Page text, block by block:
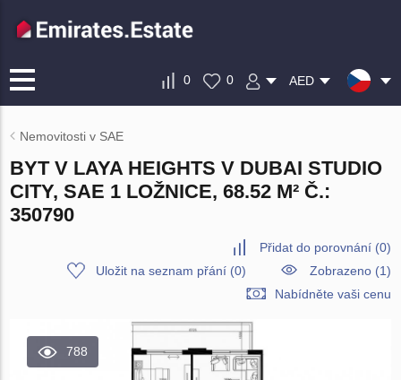
0 0 AED
Nemovitosti v SAE
BYT V LAYA HEIGHTS V DUBAI STUDIO
CITY, SAE 1 LOŽNICE, 68.52 M² Č.:
350790
Přidat do porovnání(0)
Uložit na seznam přání(0)
Zobrazeno (1)
Nabídněte vaši cenu
788